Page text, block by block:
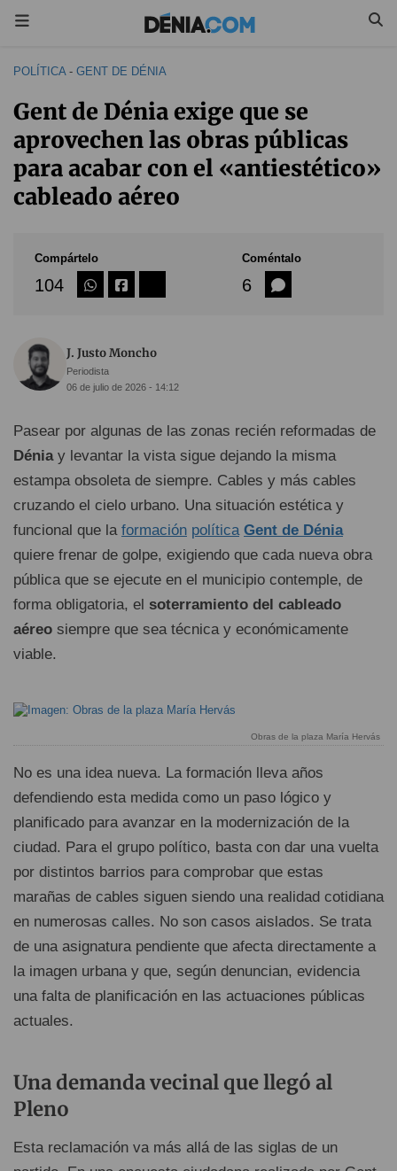
POLÍTICA- GENT DE DÉNIA
Gent de Dénia exige que se
aprovechen las obras públicas
para acabar con el «antiestético»
cableado aéreo
Compártelo
104
Coméntalo
6
J. Justo Moncho
Periodista
06 de julio de 2026 - 14:12
Pasear por algunas de las zonas recién reformadas de
Déniay levantar la vista sigue dejando la misma
estampa obsoleta de siempre. Cables y más cables
cruzando el cielo urbano. Una situación estética y
funcional que la formación política Gent de Dénia
quiere frenar de golpe, exigiendo que cada nueva obra
pública que se ejecute en el municipio contemple, de
forma obligatoria, el soterramiento del cableado
aéreo siempre que sea técnica y económicamente
viable.
Obras de la plaza María Hervás
No es una idea nueva. La formación lleva años
defendiendo esta medida como un paso lógico y
planificado para avanzar en la modernización de la
ciudad. Para el grupo político, basta con dar una vuelta
por distintos barrios para comprobar que estas
marañas de cables siguen siendo una realidad cotidiana
en numerosas calles. No son casos aislados. Se trata
de una asignatura pendiente que afecta directamente a
la imagen urbana y que, según denuncian, evidencia
una falta de planificación en las actuaciones públicas
actuales.
Una demanda vecinal que llegó al
Pleno
Esta reclamación va más allá de las siglas de un